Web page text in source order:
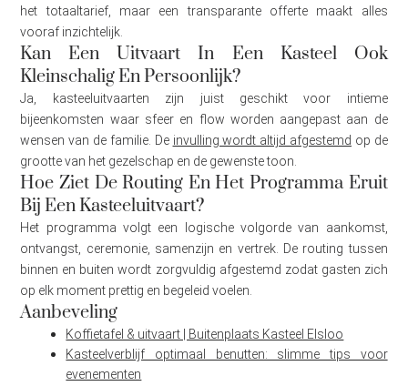
het totaaltarief, maar een transparante offerte maakt alles
vooraf inzichtelijk.
Kan Een Uitvaart In Een Kasteel Ook
Kleinschalig En Persoonlijk?
Ja, kasteeluitvaarten zijn juist geschikt voor intieme
bijeenkomsten waar sfeer en flow worden aangepast aan de
wensen van de familie. De invulling wordt altijd afgestemd op de
grootte van het gezelschap en de gewenste toon.
Hoe Ziet De Routing En Het Programma Eruit
Bij Een Kasteeluitvaart?
Het programma volgt een logische volgorde van aankomst,
ontvangst, ceremonie, samenzijn en vertrek. De routing tussen
binnen en buiten wordt zorgvuldig afgestemd zodat gasten zich
op elk moment prettig en begeleid voelen.
Aanbeveling
Koffietafel & uitvaart | Buitenplaats Kasteel Elsloo
Kasteelverblijf optimaal benutten: slimme tips voor
evenementen